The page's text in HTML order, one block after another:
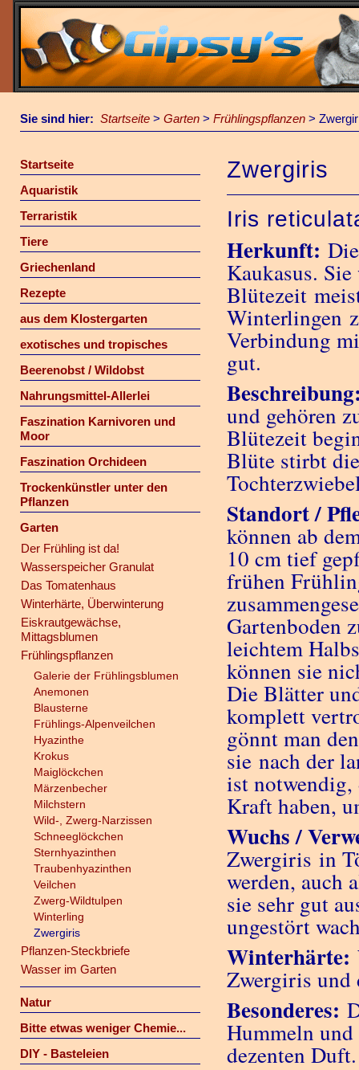
Sie sind hier: Startseite > Garten > Frühlingspflanzen >
Startseite
Aquaristik
Terraristik
Tiere
Griechenland
Rezepte
aus dem Klostergarten
exotisches und tropisches
Beerenobst / Wildobst
Nahrungsmittel-Allerlei
Faszination Karnivoren und
Moor
Faszination Orchideen
Trockenkünstler unter den
Pflanzen
Garten
Der Frühling ist da!
Wasserspeicher Granulat
Das Tomatenhaus
Winterhärte, Überwinterung
Eiskrautgewächse,
Mittagsblumen
Frühlingspflanzen
Galerie der Frühlingsblumen
Anemonen
Blausterne
Frühlings-Alpenveilchen
Hyazinthe
Krokus
Maiglöckchen
Märzenbecher
Milchstern
Wild-, Zwerg-Narzissen
Schneeglöckchen
Sternhyazinthen
Traubenhyazinthen
Veilchen
Zwerg-Wildtulpen
Winterling
Zwergiris
Pflanzen-Steckbriefe
Wasser im Garten
Natur
Bitte etwas weniger Chemie...
DIY - Basteleien
Zwergiris
Iris
Herkunft:
Kaukasus.
Blütezeit
Winterlingen
Verbindung
gut.
und gehören
Blütezeit
Blüte stirbt
Standort /
können ab
10 cm tief
frühen
Gartenboden
leichtem
können sie
Die Blätter
komplett
gönnt man
sie nach der
ist notwendig,
Kraft haben,
Wuchs /
Zwergiris in
werden, auch
sie sehr gut
ungestört
Winterhärte:
Zwergiris und
Besonderes:
Hummeln
dezenten Duft.